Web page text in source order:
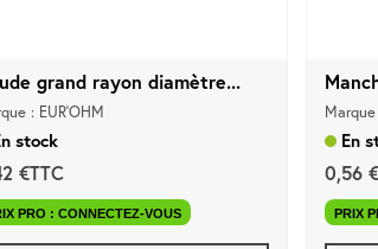
grand rayon diamètre...
: EUR'OHM
stock
€TTC
PRO : CONNECTEZ-VOUS
En
0,56
PRIX